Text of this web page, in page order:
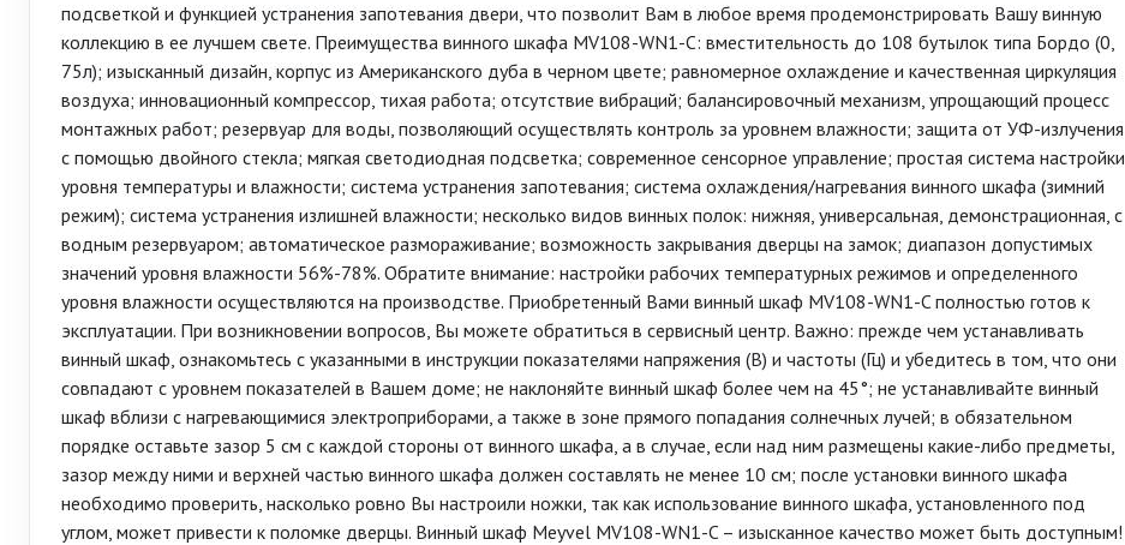
подсветкой и функцией устранения запотевания двери, что позволит Вам в любое время продемонстрировать Вашу винную
коллекцию в ее лучшем свете. Преимущества винного шкафа MV108-WN1-C: вместительность до 108 бутылок типа Бордо (0,
75л); изысканный дизайн, корпус из Американского дуба в черном цвете; равномерное охлаждение и качественная циркуляция
воздуха; инновационный компрессор, тихая работа; отсутствие вибраций; балансировочный механизм, упрощающий процесс
монтажных работ; резервуар для воды, позволяющий осуществлять контроль за уровнем влажности; защита от УФ-излучения
с помощью двойного стекла; мягкая светодиодная подсветка; современное сенсорное управление; простая система настройки
уровня температуры и влажности; система устранения запотевания; система охлаждения/нагревания винного шкафа (зимний
режим); система устранения излишней влажности; несколько видов винных полок: нижняя, универсальная, демонстрационная, с
водным резервуаром; автоматическое размораживание; возможность закрывания дверцы на замок; диапазон допустимых
значений уровня влажности 56%-78%. Обратите внимание: настройки рабочих температурных режимов и определенного
уровня влажности осуществляются на производстве. Приобретенный Вами винный шкаф MV108-WN1-C полностью готов к
эксплуатации. При возникновении вопросов, Вы можете обратиться в сервисный центр. Важно: прежде чем устанавливать
винный шкаф, ознакомьтесь с указанными в инструкции показателями напряжения (В) и частоты (Гц) и убедитесь в том, что они
совпадают с уровнем показателей в Вашем доме; не наклоняйте винный шкаф более чем на 45°; не устанавливайте винный
шкаф вблизи с нагревающимися электроприборами, а также в зоне прямого попадания солнечных лучей; в обязательном
порядке оставьте зазор 5 см с каждой стороны от винного шкафа, а в случае, если над ним размещены какие-либо предметы,
зазор между ними и верхней частью винного шкафа должен составлять не менее 10 см; после установки винного шкафа
необходимо проверить, насколько ровно Вы настроили ножки, так как использование винного шкафа, установленного под
углом, может привести к поломке дверцы. Винный шкаф Meyvel MV108-WN1-C – изысканное качество может быть доступным!